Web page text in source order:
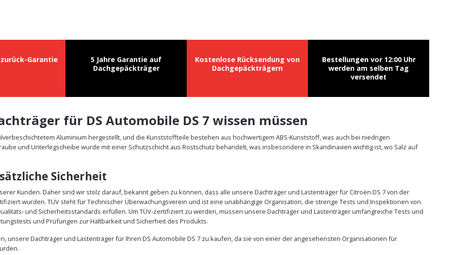
Garantie
5 Jahre Garantie auf
Dachgepäckträger
Kostenlose Rücksendung von
Dachgepäckträgern
Bestellungen vor 12:00 Uhr
werden am selben Tag
versendet
für DS Automobile DS 7 wissen müssen
Aluminium hergestellt, und die Kunststoffteile bestehen aus hochwertigem ABS-Kunststoff, was auch bei niedrigen
und Unterlegscheibe wurde mit einer Schutzschicht aus Rostschutz behandelt, was insbesondere in Skandinavien wichtig ist, wo Salz auf
Sicherheit
Kunden. Daher sind wir stolz darauf, bekannt geben zu können, dass alle unsere Dachträger und Lastenträger für Citroën DS 7 von der
wurden. TÜV steht für Technischer Überwachungsverein und ist eine unabhängige Organisation, die strenge Tests und Inspektionen von
und Sicherheitsstandards erfüllen. Um TÜV-zertifiziert zu werden, müssen unsere Dachträger und Lastenträger umfangreiche Tests und
und Prüfungen zur Haltbarkeit und Sicherheit des Produkts.
unsere Dachträger und Lastenträger für Ihren DS Automobile DS 7 zu kaufen, da sie von einer der angesehensten Organisationen für